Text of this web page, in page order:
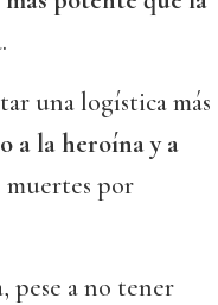
una logística más
a la heroína y a
muertes por
pese a no tener